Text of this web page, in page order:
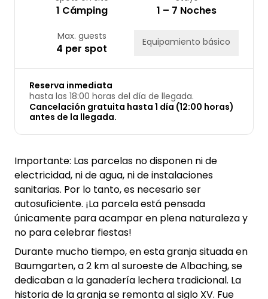
1 Cámping 1 – 7 Noches
Max. guests
4 per spot Equipamiento básico
Reserva inmediata
hasta las 18:00 horas del día de llegada.
Cancelación gratuita hasta 1 día (12:00 horas)
antes de la llegada.
Importante: Las parcelas no disponen ni de
electricidad, ni de agua, ni de instalaciones
sanitarias. Por lo tanto, es necesario ser
autosuficiente. ¡La parcela está pensada
únicamente para acampar en plena naturaleza y
no para celebrar fiestas!
Durante mucho tiempo, en esta granja situada en
Baumgarten, a 2 km al suroeste de Albaching, se
dedicaban a la ganadería lechera tradicional. La
historia de la granja se remonta al siglo XV. Fue